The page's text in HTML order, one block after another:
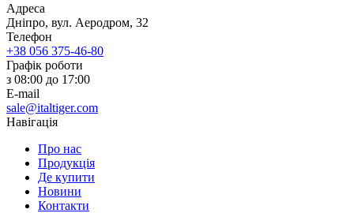
Адреса
Дніпро, вул. Аеродром, 32
Телефон
+38 056 375-46-80
Графік роботи
з 08:00 до 17:00
E-mail
sale@italtiger.com
Навігація
Про нас
Продукція
Де купити
Новини
Контакти